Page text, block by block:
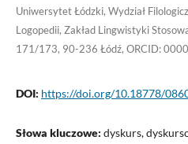
Uniwersytet Łódzki, Wydział
Logopedii, Zakład Lingwistyki
171/173, 90-236 Łódź, ORCID:
DOI: https://doi.org/10.18778/
Słowa kluczowe: dyskurs,